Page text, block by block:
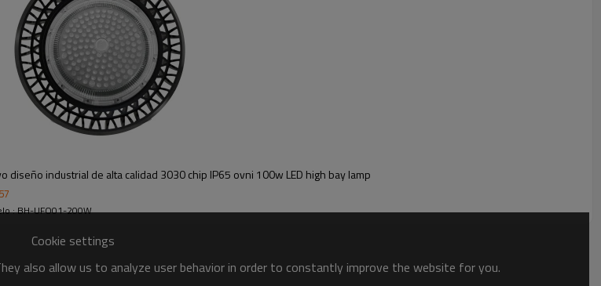
diseño industrial de alta calidad 3030 chip IP65 ovni 100w LED high bay lamp
57
: BH-UFO01-200W
Cookie settings
also allow us to analyze user behavior in order to constantly improve the website for you.